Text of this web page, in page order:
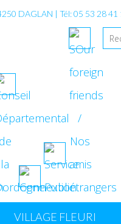
DAGLAN | Tél: 05 53 28 41
VILLAGE FLEURI